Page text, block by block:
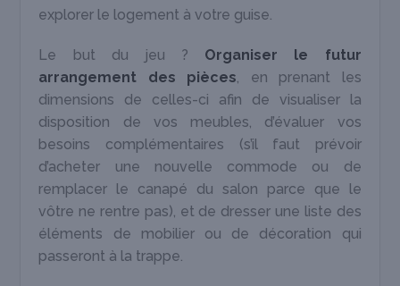
explorer le logement à votre guise.
Le but du jeu ? Organiser le futur
arrangement des pièces, en prenant les
dimensions de celles-ci afin de visualiser la
disposition de vos meubles, d’évaluer vos
besoins complémentaires (s’il faut prévoir
d’acheter une nouvelle commode ou de
remplacer le canapé du salon parce que le
vôtre ne rentre pas), et de dresser une liste des
éléments de mobilier ou de décoration qui
passeront à la trappe.